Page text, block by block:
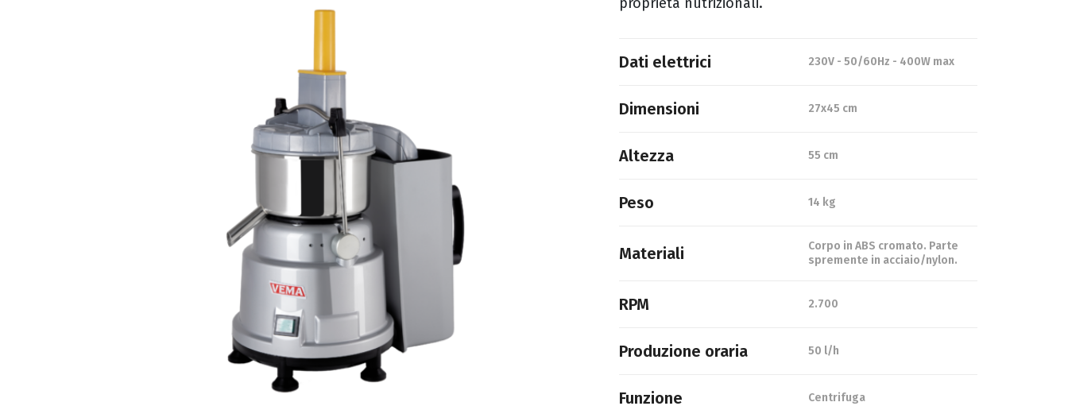
Dati elettrici 230V - 50/60Hz - 400W max
Dimensioni 27x45 cm
Altezza 55 cm
Peso 14 kg
Materiali
Corpo in ABS cromato. Parte
spremente in acciaio/nylon.
RPM 2.700
Produzione oraria 50 l/h
Funzione Centrifuga